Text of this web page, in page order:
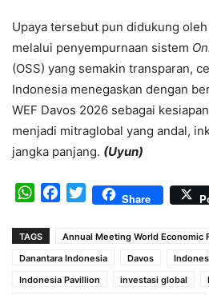
Upaya tersebut pun didukung
melalui penyempurnaan sistem
(OSS) yang semakin transparan,
Indonesia menegaskan dengan
WEF Davos 2026 sebagai
menjadi mitraglobal yang andal,
jangka panjang. (Uyun)
WhatsAppFacebook
TwitterShare
TAGS
Annual Meeting World Economic
Danantara Indonesia
Davos
Indonesia Pavillion
investasi global